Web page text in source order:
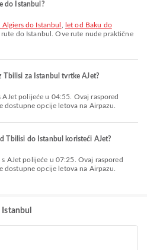
do Istanbul?
Algiers do Istanbul
let od Baku do
do Istanbul. Ove rute nude praktične
za Istanbul tvrtke AJet?
dostupne opcije letova na Airpazu.
Tbilisi do Istanbul koristeći AJet?
dostupne opcije letova na Airpazu.